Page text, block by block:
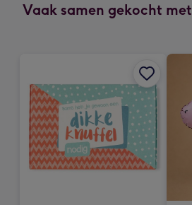
-
mm
Vaak samen gekocht met